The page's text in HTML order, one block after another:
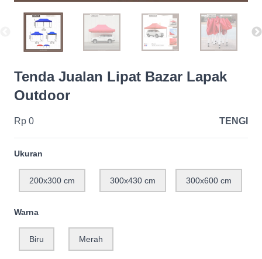
Tenda Jualan Lipat Bazar Lapak
Outdoor
Rp 0 TENGI
Ukuran
200x300 cm 300x430 cm 300x600 cm
Warna
Biru Merah